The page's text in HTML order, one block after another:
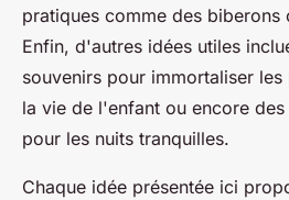
pratiques comme des biberons
Enfin, d'autres idées utiles
souvenirs pour immortaliser
la vie de l'enfant ou encore
pour les nuits tranquilles.
Chaque idée présentée ici